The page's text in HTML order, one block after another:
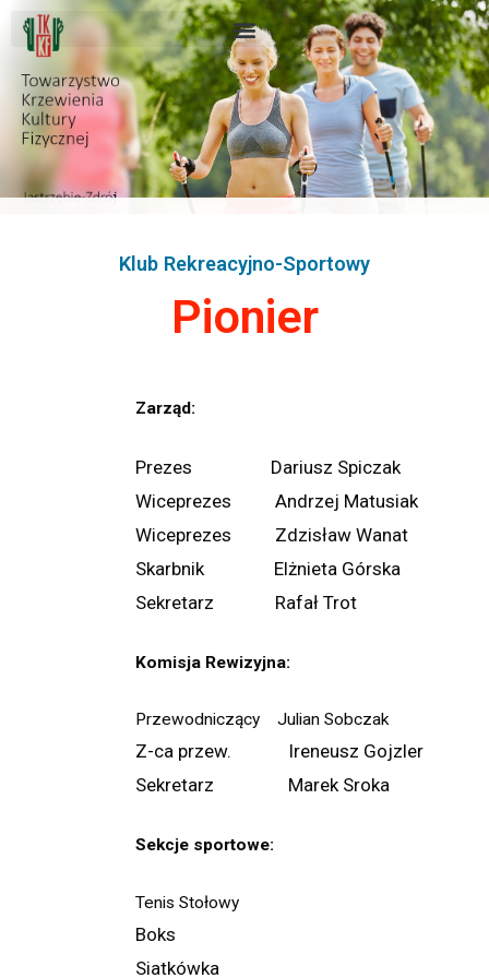
Klub Rekreacyjno-Sportowy
Pionier
Zarząd:
Prezes Dariusz Spiczak
Wiceprezes Andrzej Matusiak
Wiceprezes Zdzisław Wanat
Skarbnik Elżnieta Górska
Sekretarz Rafał Trot
Komisja Rewizyjna:
Przewodniczący Julian Sobczak
Z-ca przew. Ireneusz Gojzler
Sekretarz Marek Sroka
Sekcje sportowe:
Tenis Stołowy
Boks
Siatkówka